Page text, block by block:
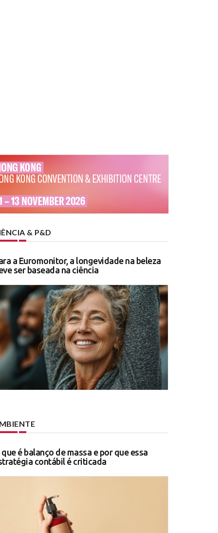
& P&D
a Euromonitor, a longevidade na beleza
ser baseada na ciência
que é balanço de massa e por que essa
contábil é criticada